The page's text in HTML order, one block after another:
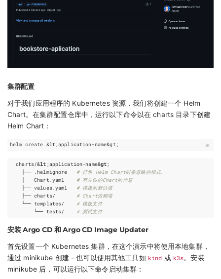
集群配置
对于我们应用程序的 Kubernetes 资源，我们将创建一个 Helm
Chart。在集群配置仓库中，运行以下命令以在 charts 目录下创建
Helm Chart：
helm create &lt ;application-name&gt ;
  charts/&
lt ;application-name&gt;
    ├── .helmignore
# 打包 Helm Chart时要忽略的模式。
    ├── Chart.yaml
# 有关你的Chart的信息
    ├── values.yaml
# 模板的默认值
    ├── charts/
# Chart依赖项
    └── templates/
# 模板文件
        └── tests/
# 测试文件
安装 Argo CD 和 Argo CD Image Updater
首先设置一个 Kubernetes 集群，在这个演示中将使用本地集群，
通过 minikube 创建 - 也可以使用其他工具如 kind 或 k3s。安装
minikube 后，可以运行以下命令启动集群：